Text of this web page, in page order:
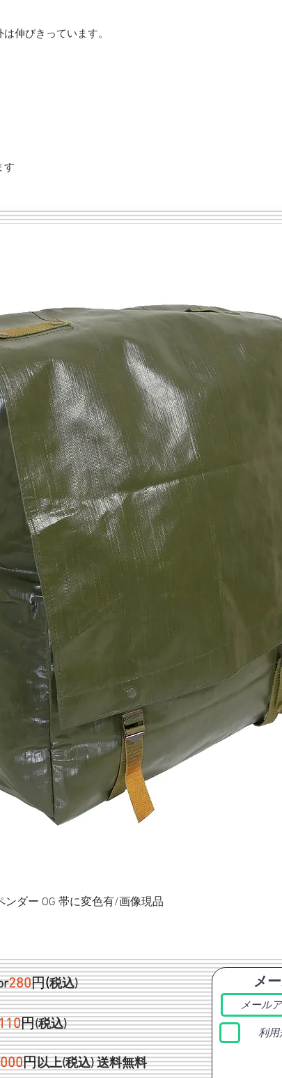
伸びきっています。
す
ンダー OG 帯に変色有/画像現品
280円(税込)
10円(税込)
円以上(税込)送料無料
メ
利用